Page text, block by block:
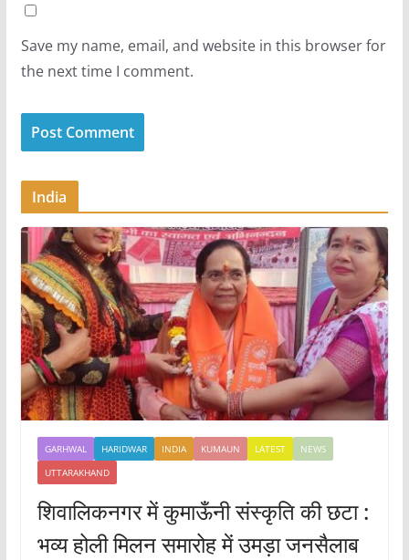
Save my name, email, and website in this browser for
the next time I comment.
India
GARHWAL HARIDWAR INDIA KUMAUN LATEST
NEWS
UTTARAKHAND
शिवालिकनगर में कुमाऊँनी संस्कृति की छटा :
भव्य होली मिलन समारोह में उमड़ा जनसैलाब